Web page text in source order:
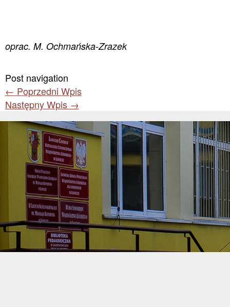
oprac. M. Ochmańska-Zrazek
Post navigation
← Poprzedni Wpis
Następny Wpis →